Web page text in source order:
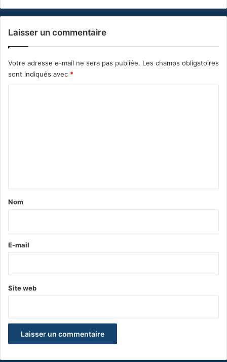
Laisser un commentaire
Votre adresse e-mail ne sera pas publiée. Les champs obligatoires
sont indiqués avec *
a
e
Nom
E-mail
Site web